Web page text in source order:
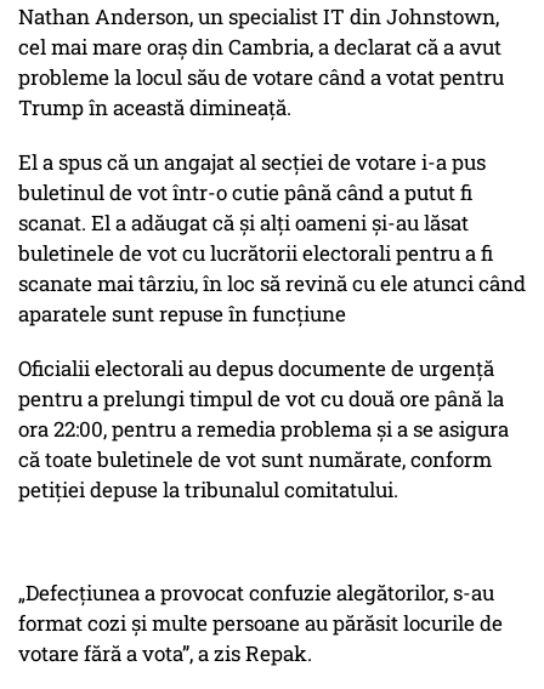
Nathan Anderson, un specialist IT din Johnstown,
cel mai mare oraș din Cambria, a declarat că a avut
probleme la locul său de votare când a votat pentru
Trump în această dimineață.
El a spus că un angajat al secției de votare i-a pus
buletinul de vot într-o cutie până când a putut fi
scanat. El a adăugat că și alți oameni și-au lăsat
buletinele de vot cu lucrătorii electorali pentru a fi
scanate mai târziu, în loc să revină cu ele atunci când
aparatele sunt repuse în funcțiune
Oficialii electorali au depus documente de urgență
pentru a prelungi timpul de vot cu două ore până la
ora 22:00, pentru a remedia problema și a se asigura
că toate buletinele de vot sunt numărate, conform
petiției depuse la tribunalul comitatului.
„Defecțiunea a provocat confuzie alegătorilor, s-au
format cozi și multe persoane au părăsit locurile de
votare fără a vota”, a zis Repak.